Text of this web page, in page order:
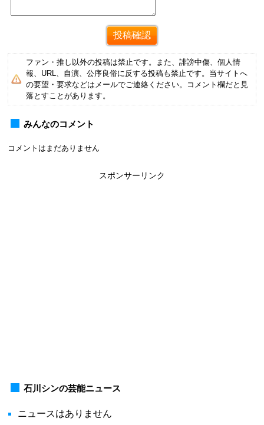
ファン・推し以外の投稿は禁止です。また、誹謗中傷、個人情
報、URL、自演、公序良俗に反する投稿も禁止です。当サイトへ
の要望・要求などはメールでご連絡ください。コメント欄だと見
落とすことがあります。
みんなのコメント
コメントはまだありません
スポンサーリンク
石川シンの芸能ニュース
ニュースはありません